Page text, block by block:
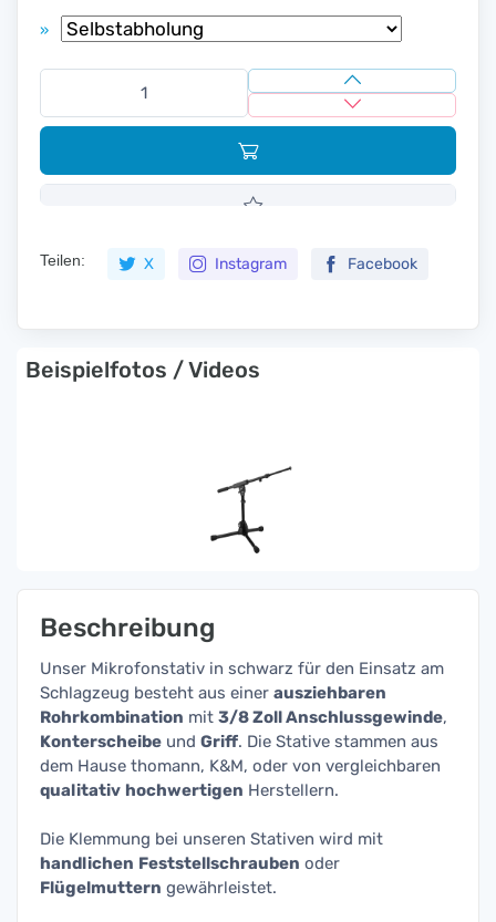
»
Teilen: X Instagram Facebook
Beispielfotos / Videos
Beschreibung
Unser Mikrofonstativ in schwarz für den Einsatz am
Schlagzeug besteht aus einer ausziehbaren
Rohrkombination mit 3/8 Zoll Anschlussgewinde,
Konterscheibe und Griff. Die Stative stammen aus
dem Hause thomann, K&M, oder von vergleichbaren
qualitativ hochwertigen Herstellern.
Die Klemmung bei unseren Stativen wird mit
handlichen Feststellschrauben oder
Flügelmuttern gewährleistet.